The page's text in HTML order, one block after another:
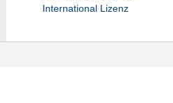
International Lizenz